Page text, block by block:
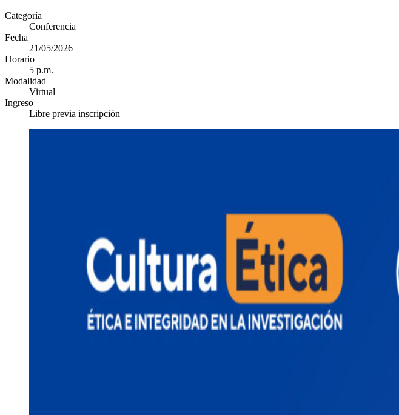
Categoría
Conferencia
Fecha
21/05/2026
Horario
5 p.m.
Modalidad
Virtual
Ingreso
Libre previa inscripción